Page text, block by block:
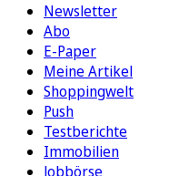
Newsletter
Abo
E-Paper
Meine Artikel
Shoppingwelt
Push
Testberichte
Immobilien
Jobbörse